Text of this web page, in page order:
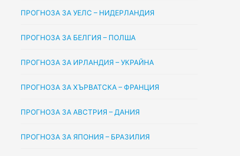
ПРОГНОЗА ЗА УЕЛС – НИДЕРЛАНДИЯ
ПРОГНОЗА ЗА БЕЛГИЯ – ПОЛША
ПРОГНОЗА ЗА ИРЛАНДИЯ – УКРАЙНА
ПРОГНОЗА ЗА ХЪРВАТСКА – ФРАНЦИЯ
ПРОГНОЗА ЗА АВСТРИЯ – ДАНИЯ
ПРОГНОЗА ЗА ЯПОНИЯ – БРАЗИЛИЯ